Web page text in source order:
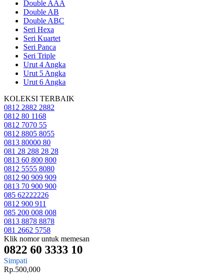
Double AAA
Double AB
Double ABC
Seri Hexa
Seri Kuartet
Seri Panca
Seri Triple
Urut 4 Angka
Urut 5 Angka
Urut 6 Angka
KOLEKSI TERBAIK
0812 2882 2882
0812 80 1168
0812 7070 55
0812 8805 8055
0813 80000 80
081 28 288 28 28
0813 60 800 800
0812 5555 8080
0812 90 909 909
0813 70 900 900
085 62222226
0812 900 911
085 200 008 008
0813 8878 8878
081 2662 5758
Klik nomor untuk memesan
0822 60 3333 10
Simpati
Rp.500,000